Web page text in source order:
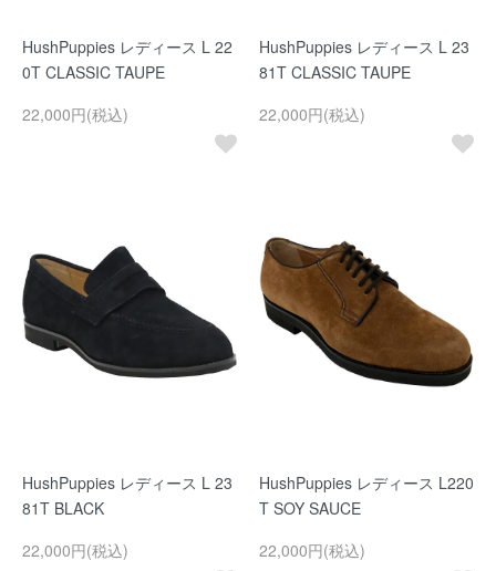
HushPuppies レディース L 22
0T CLASSIC TAUPE
22,000円(税込)
HushPuppies レディース L 23
81T CLASSIC TAUPE
22,000円(税込)
HushPuppies レディース L 23
81T BLACK
22,000円(税込)
HushPuppies レディース L220
T SOY SAUCE
22,000円(税込)